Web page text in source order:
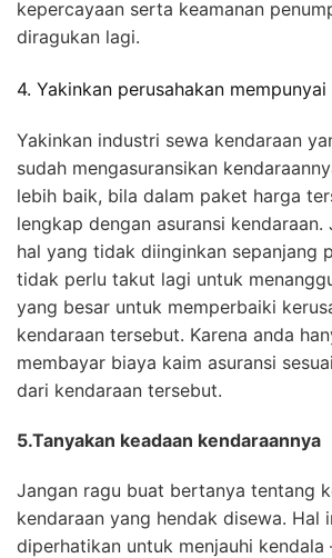
kepercayaan serta keamanan
diragukan lagi.
4. Yakinkan perusahakan mempunyai
Yakinkan industri sewa kendaraan
sudah mengasuransikan
lebih baik, bila dalam paket harga
lengkap dengan asuransi
hal yang tidak diinginkan sepanjang
tidak perlu takut lagi untuk
yang besar untuk memperbaiki
kendaraan tersebut. Karena anda
membayar biaya kaim asuransi
dari kendaraan tersebut.
5.Tanyakan keadaan kendaraannya
Jangan ragu buat bertanya tentang
kendaraan yang hendak disewa. Hal
diperhatikan untuk menjauhi kendala